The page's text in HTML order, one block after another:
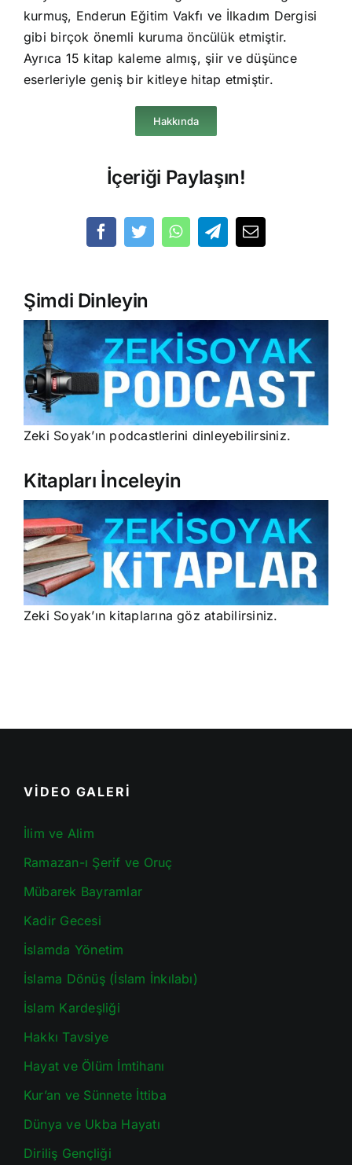
kurmuş, Enderun Eğitim Vakfı ve İlkadım Dergisi
gibi birçok önemli kuruma öncülük etmiştir.
Ayrıca 15 kitap kaleme almış, şiir ve düşünce
eserleriyle geniş bir kitleye hitap etmiştir.
Hakkında
İçeriği Paylaşın!
Şimdi Dinleyin
Zeki Soyak’ın podcastlerini dinleyebilirsiniz.
Kitapları İnceleyin
Zeki Soyak’ın kitaplarına göz atabilirsiniz.
VİDEO GALERİ
İlim ve Alim
Ramazan-ı Şerif ve Oruç
Mübarek Bayramlar
Kadir Gecesi
İslamda Yönetim
İslama Dönüş (İslam İnkılabı)
İslam Kardeşliği
Hakkı Tavsiye
Hayat ve Ölüm İmtihanı
Kur’an ve Sünnete İttiba
Dünya ve Ukba Hayatı
Diriliş Gençliği